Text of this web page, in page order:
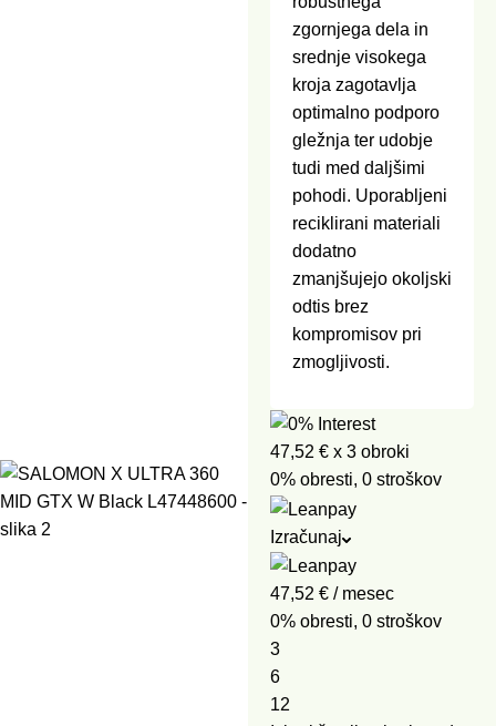
zgornjega dela in
srednje visokega
kroja zagotavlja
optimalno podporo
gležnja ter udobje
tudi med daljšimi
pohodi. Uporabljeni
reciklirani materiali
dodatno
zmanjšujejo okoljski
odtis brez
kompromisov pri
zmogljivosti.
47,52 € x 3 obroki
0% obresti, 0 stroškov
Izračunaj
47,52 € / mesec
0% obresti, 0 stroškov
3
6
12